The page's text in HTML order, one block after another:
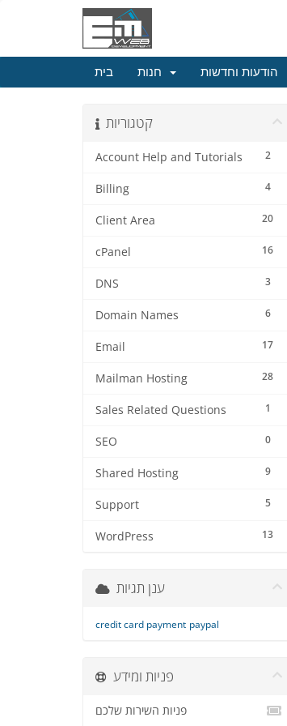
בית הודעות וחדשות
קטגוריות
2
Account Help and Tutorials
4
Billing
20
Client Area
16
cPanel
3
DNS
6
Domain Names
17
Email
28
Mailman Hosting
1
Sales Related Questions
0
SEO
9
Shared Hosting
5
Support
13
WordPress
ענן תגיות
credit card payment paypal
פניות ומידע
פניות השירות שלכם